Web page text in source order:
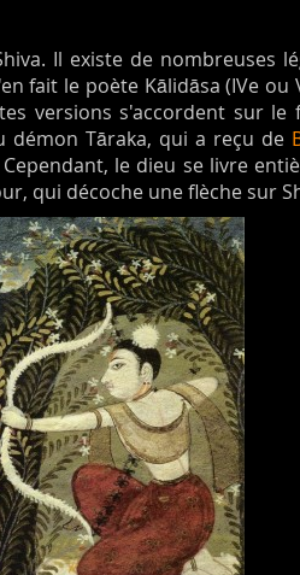
Il existe de nombreuses
fait le poète Kālidāsa (IVe
versions s'accordent sur
démon Tāraka, qui a reçu de
le dieu se livre
qui décoche une flèche sur